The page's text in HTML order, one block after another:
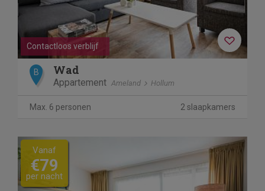
Contactloos verblijf
B Wad
Appartement Ameland Hollum
Max. 6 personen 2 slaapkamers
Previous Next
Vanaf
€79
per nacht